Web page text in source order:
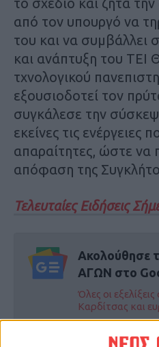
από τον υπουργό να
του και να συμβάλλει
και ανάπτυξη του ΤΕΙ
τχνολογικού
εξουσιοδοτεί τον
συγκάλεσε την
εκείνες τις ενέργειες
απαραίτητες, ώστε να
απόφαση της
Τελευταίες Ειδήσεις
Ακολούθησε
ΑΓΩΝ στο
Όλες οι
Καρδίτσας και